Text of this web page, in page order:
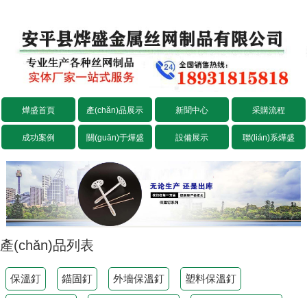
燁盛首頁 產(chǎn)品展示 新聞中心 采購流程
成功案例 關(guān)于燁盛 設備展示 聯(lián)系燁盛
產(chǎn)品列表
保溫釘 錨固釘 外墻保溫釘 塑料保溫釘